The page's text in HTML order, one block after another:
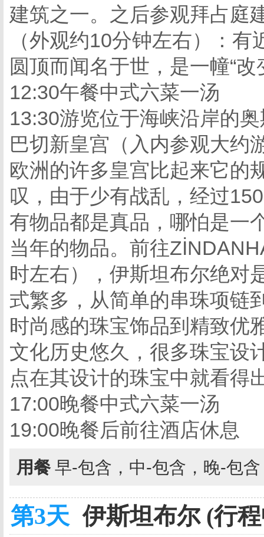
建筑之一。之后参观拜占庭
（外观约10分钟左右）：
圆顶而闻名于世，是一幢“
12:30午餐中式六菜一汤
13:30游览位于海峡沿岸的
巴切新皇宫（入内参观大约
欧洲的许多皇宫比起来它的
叹，由于少有战乱，经过
有物品都是真品，哪怕是一
当年的物品。前往
时左右），伊斯坦布尔绝对
式繁多，从简单的串珠项链
时尚感的珠宝饰品到精致优
文化历史悠久，很多珠宝设
点在其设计的珠宝中就看得
17:00晚餐中式六菜一汤
19:00晚餐后前往酒店休息
用餐 早-包含，中-包含，晚-包
第3天 伊斯坦布尔 (行